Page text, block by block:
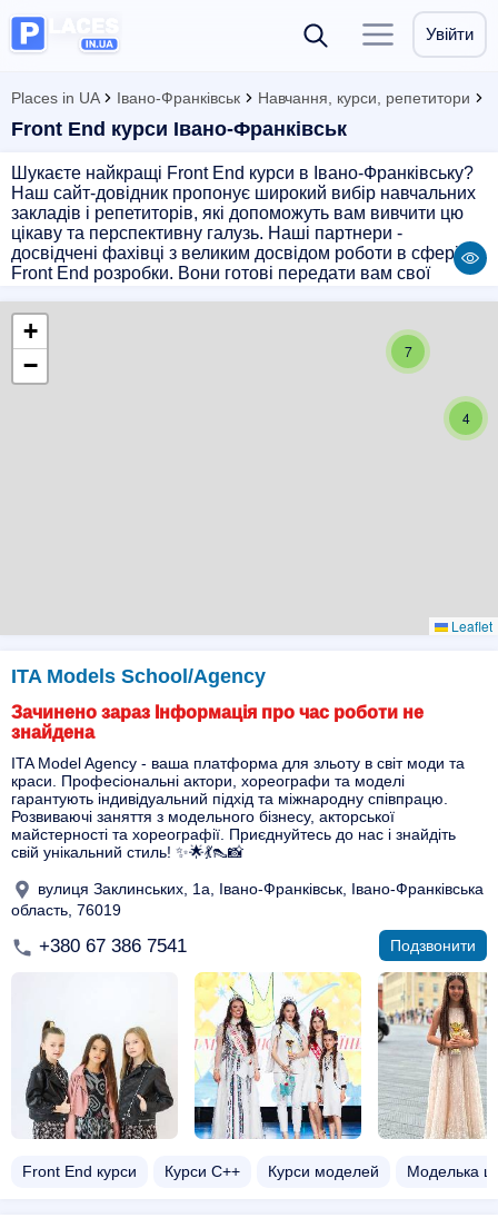
Увійти
Places in UA Івано-Франківськ Навчання, курси, репетитори
Front End курси Івано-Франківськ
Шукаєте найкращі Front End курси в Івано-Франківську?
Наш сайт-довідник пропонує широкий вибір навчальних
закладів і репетиторів, які допоможуть вам вивчити цю
цікаву та перспективну галузь. Наші партнери -
досвідчені фахівці з великим досвідом роботи в сфері
Front End розробки. Вони готові передати вам свої
JavaScript та інші сучасні технології. Оберіть
найзручніший для вас час та місце занять і розпочніть
свій шлях до успішної кар'єри в IT-індустрії вже сьогодні!
7
4
+
−
Leaflet
ITA Models School/Agency
Зачинено зараз Інформація про час роботи не
знайдена
ITA Model Agency - ваша платформа для зльоту в світ моди та
краси. Професіональні актори, хореографи та моделі
гарантують індивідуальний підхід та міжнародну співпрацю.
Розвиваючі заняття з модельного бізнесу, акторської
майстерності та хореографії. Приєднуйтесь до нас і знайдіть
свій унікальний стиль! ✨🌟💃👠📸
вулиця Заклинських, 1а, Івано-Франківськ, Івано-Франківська
область, 76019
+380 67 386 7541 Подзвонити
Front End курси Курси C++ Курси моделей Моделька